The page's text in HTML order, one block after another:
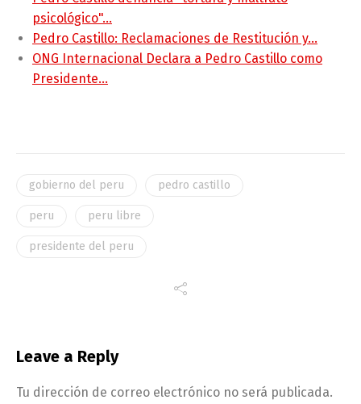
psicológico"…
Pedro Castillo: Reclamaciones de Restitución y…
ONG Internacional Declara a Pedro Castillo como
Presidente…
gobierno del peru pedro castillo
peru peru libre
presidente del peru
Leave a Reply
Tu dirección de correo electrónico no será publicada.